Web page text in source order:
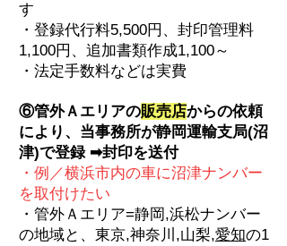
す
・登録代行料5,500円、封印管理料
1,100円、 追加書類作成1,100～
・法定手数料などは実費
⑥管外Ａエリアの販売店からの依頼
により、当事務所が静岡運輸支局(沼
津)で登録 ➡封印を送付
・例／横浜市内の車に沼津ナンバー
を取付けたい
・管外Ａエリア=静岡,浜松ナンバー
の地域と、東京,神奈川,山梨,愛知の1